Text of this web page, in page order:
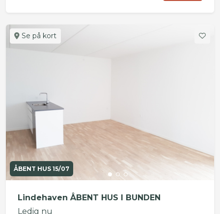
Se på kort
ÅBENT HUS 15/07
Lindehaven ÅBENT HUS I BUNDEN
Ledig nu